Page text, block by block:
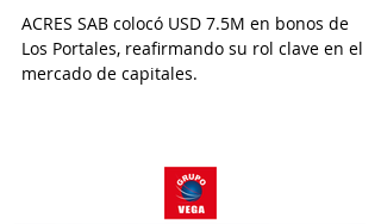
ACRES SAB colocó USD 7.5M en bonos de
Los Portales, reafirmando su rol clave en el
mercado de capitales.